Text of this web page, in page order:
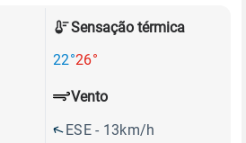
Sensação térmica
22°26°
Vento
ESE - 13km/h